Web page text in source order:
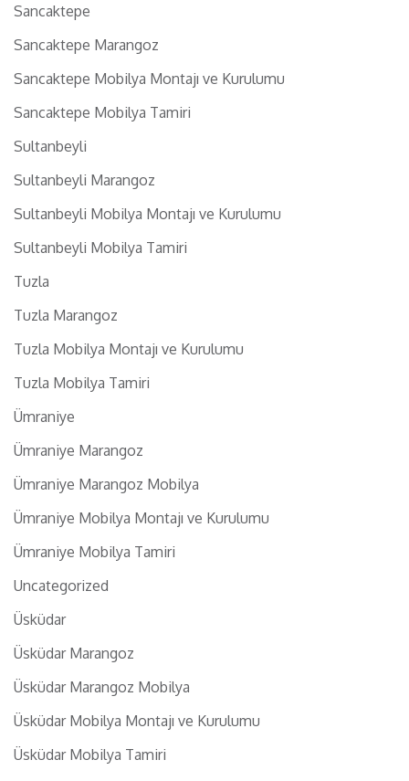
Sancaktepe
Sancaktepe Marangoz
Sancaktepe Mobilya Montajı ve Kurulumu
Sancaktepe Mobilya Tamiri
Sultanbeyli
Sultanbeyli Marangoz
Sultanbeyli Mobilya Montajı ve Kurulumu
Sultanbeyli Mobilya Tamiri
Tuzla
Tuzla Marangoz
Tuzla Mobilya Montajı ve Kurulumu
Tuzla Mobilya Tamiri
Ümraniye
Ümraniye Marangoz
Ümraniye Marangoz Mobilya
Ümraniye Mobilya Montajı ve Kurulumu
Ümraniye Mobilya Tamiri
Uncategorized
Üsküdar
Üsküdar Marangoz
Üsküdar Marangoz Mobilya
Üsküdar Mobilya Montajı ve Kurulumu
Üsküdar Mobilya Tamiri